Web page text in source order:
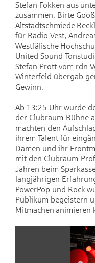
Stefan Fokken aus
zusammen. Birte
Altstadtschmiede
für Radio Vest,
Westfälische
United Sound
Stefan Prott vom rdn
Winterfeld übergab
Gewinn.
Ab 13:25 Uhr wurde
der Clubraum-Bühne
machten den
ihrem Talent für
Damen und ihr
mit den Clubraum-
Jahren beim
langjährigen
PowerPop und Rock
Publikum begeistern
Mitmachen animieren